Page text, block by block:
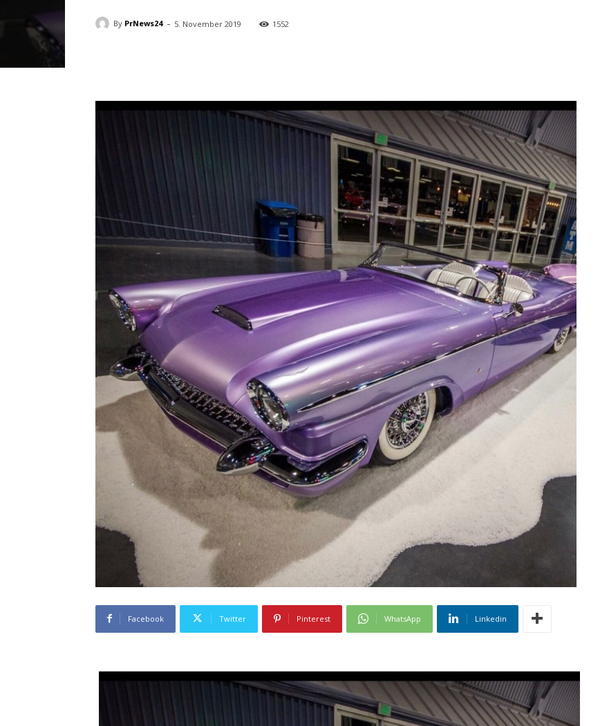
By PrNews24 - 5. November 2019 1552
Facebook Twitter Pinterest WhatsApp Linkedin